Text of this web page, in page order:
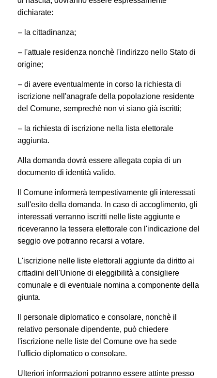
dichiarate:
– la cittadinanza;
– l'attuale residenza nonchè l'indirizzo nello Stato di
origine;
– di avere eventualmente in corso la richiesta di
iscrizione nell'anagrafe della popolazione residente
del Comune, semprechè non vi siano già iscritti;
– la richiesta di iscrizione nella lista elettorale
aggiunta.
Alla domanda dovrà essere allegata copia di un
documento di identità valido.
Il Comune informerà tempestivamente gli interessati
sull'esito della domanda. In caso di accoglimento, gli
interessati verranno iscritti nelle liste aggiunte e
riceveranno la tessera elettorale con l'indicazione del
seggio ove potranno recarsi a votare.
L'iscrizione nelle liste elettorali aggiunte da diritto ai
cittadini dell'Unione di eleggibilità a consigliere
comunale e di eventuale nomina a componente della
giunta.
Il personale diplomatico e consolare, nonchè il
relativo personale dipendente, può chiedere
l'iscrizione nelle liste del Comune ove ha sede
l'ufficio diplomatico o consolare.
Ulteriori informazioni potranno essere attinte presso